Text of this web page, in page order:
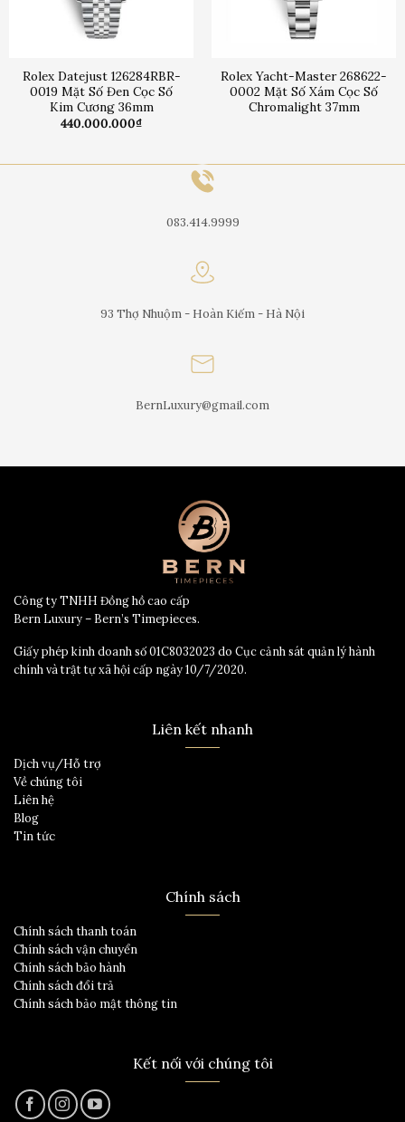
Rolex Datejust 126284RBR-
0019 Mặt Số Đen Cọc Số
Kim Cương 36mm
440.000.000₫
Rolex Yacht-Master 268622-
0002 Mặt Số Xám Cọc Số
Chromalight 37mm
083.414.9999
93 Thợ Nhuộm - Hoàn Kiếm - Hà Nội
BernLuxury@gmail.com
Công ty TNHH Đồng hồ cao cấp
Bern Luxury – Bern’s Timepieces.
Giấy phép kinh doanh số 01C8032023 do Cục cảnh sát quản lý hành
chính và trật tự xã hội cấp ngày 10/7/2020.
Liên kết nhanh
Dịch vụ/Hỗ trợ
Về chúng tôi
Liên hệ
Blog
Tin tức
Chính sách
Chính sách thanh toán
Chính sách vận chuyển
Chính sách bảo hành
Chính sách đổi trả
Chính sách bảo mật thông tin
Kết nối với chúng tôi